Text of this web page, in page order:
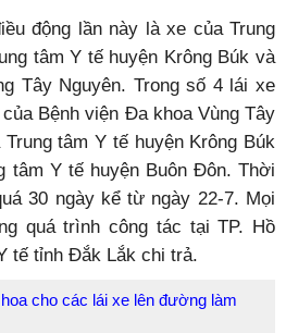
động lần này là xe của Trung
tâm Y tế huyện Krông Búk và
Tây Nguyên. Trong số 4 lái xe
Bệnh viện Đa khoa Vùng Tây
tâm Y tế huyện Krông Búk
tâm Y tế huyện Buôn Đôn. Thời
30 ngày kể từ ngày 22-7. Mọi
quá trình công tác tại TP. Hồ
tế tỉnh Đắk Lắk chi trả.
cho các lái xe lên đường làm